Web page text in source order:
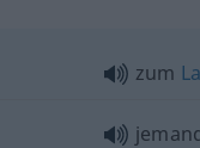
zum